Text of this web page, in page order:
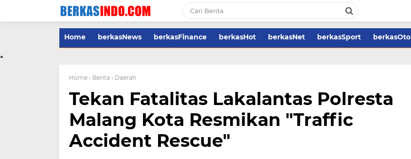
Home berkasNews berkasFinance berkasHot berkasNet berkasSport berkasOto
.
Home › Berita › Daerah
Tekan Fatalitas Lakalantas Polresta
Malang Kota Resmikan "Traffic
Accident Rescue"